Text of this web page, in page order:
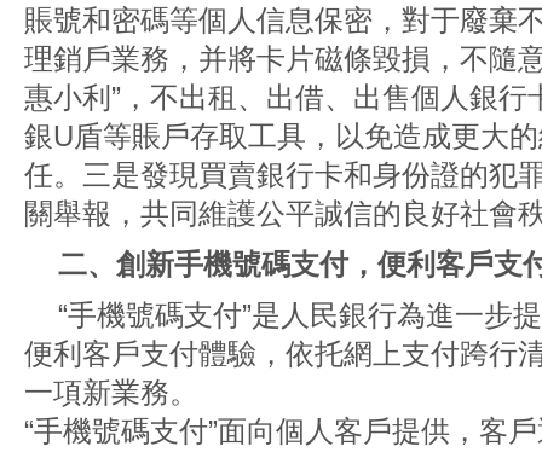
賬號和密碼等個人信息保密，對于廢棄
理銷戶業務，并將卡片磁條毀損，不隨
惠小利”，不出租、出借、出售個人銀
銀U盾等賬戶存取工具，以免造成更大
任。三是發現買賣銀行卡和身份證的犯
關舉報，共同維護公平誠信的良好社會
二、創新手機號碼支付，便利客戶支
“手機號碼支付”是人民銀行為進一步
便利客戶支付體驗，依托網上支付跨行
一項新業務。
“手機號碼支付”面向個人客戶提供，客